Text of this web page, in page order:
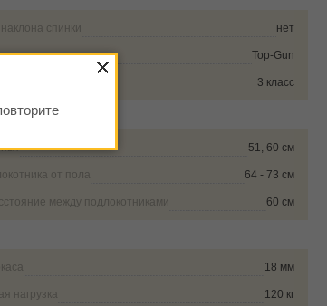
наклона спинки нет
качания Top-Gun
3 класс
51, 60 см
от пола 64 - 73 см
между подлокотниками 60 см
18 мм
нагрузка 120 кг